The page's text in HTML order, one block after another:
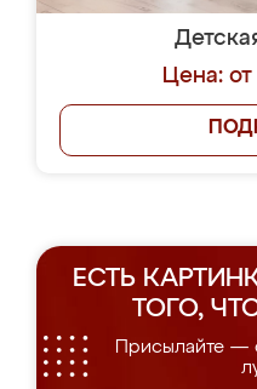
Цена:
ЕСТЬ
ТОГО,
Присылайте —